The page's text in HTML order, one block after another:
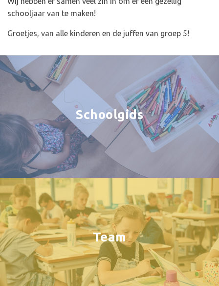
schooljaar van te maken!
Groetjes, van alle kinderen en de juffen van groep 5!
Schoolgids
Team